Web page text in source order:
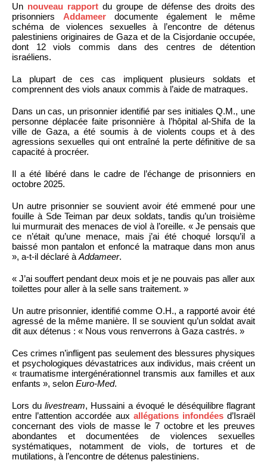
Un nouveau rapport du groupe de défense des droits des
prisonniers Addameer documente également le même
schéma de violences sexuelles à l’encontre de détenus
palestiniens originaires de Gaza et de la Cisjordanie occupée,
dont 12 viols commis dans des centres de détention
israéliens.
La plupart de ces cas impliquent plusieurs soldats et
comprennent des viols anaux commis à l’aide de matraques.
Dans un cas, un prisonnier identifié par ses initiales Q.M., une
personne déplacée faite prisonnière à l’hôpital al-Shifa de la
ville de Gaza, a été soumis à de violents coups et à des
agressions sexuelles qui ont entraîné la perte définitive de sa
capacité à procréer.
Il a été libéré dans le cadre de l’échange de prisonniers en
octobre 2025.
Un autre prisonnier se souvient avoir été emmené pour une
fouille à Sde Teiman par deux soldats, tandis qu’un troisième
lui murmurait des menaces de viol à l’oreille. « Je pensais que
ce n’était qu’une menace, mais j’ai été choqué lorsqu’il a
baissé mon pantalon et enfoncé la matraque dans mon anus
», a-t-il déclaré à Addameer.
« J’ai souffert pendant deux mois et je ne pouvais pas aller aux
toilettes pour aller à la selle sans traitement. »
Un autre prisonnier, identifié comme O.H., a rapporté avoir été
agressé de la même manière. Il se souvient qu’un soldat avait
dit aux détenus : « Nous vous renverrons à Gaza castrés. »
Ces crimes n’infligent pas seulement des blessures physiques
et psychologiques dévastatrices aux individus, mais créent un
« traumatisme intergénérationnel transmis aux familles et aux
enfants », selon Euro-Med.
Lors dulivestream, Hussaini a évoqué le déséquilibre flagrant
entre l’attention accordée aux allégations infondéesd’Israël
concernant des viols de masse le 7 octobre et les preuves
abondantes et documentées de violences sexuelles
systématiques, notamment de viols, de tortures et de
mutilations, à l’encontre de détenus palestiniens.